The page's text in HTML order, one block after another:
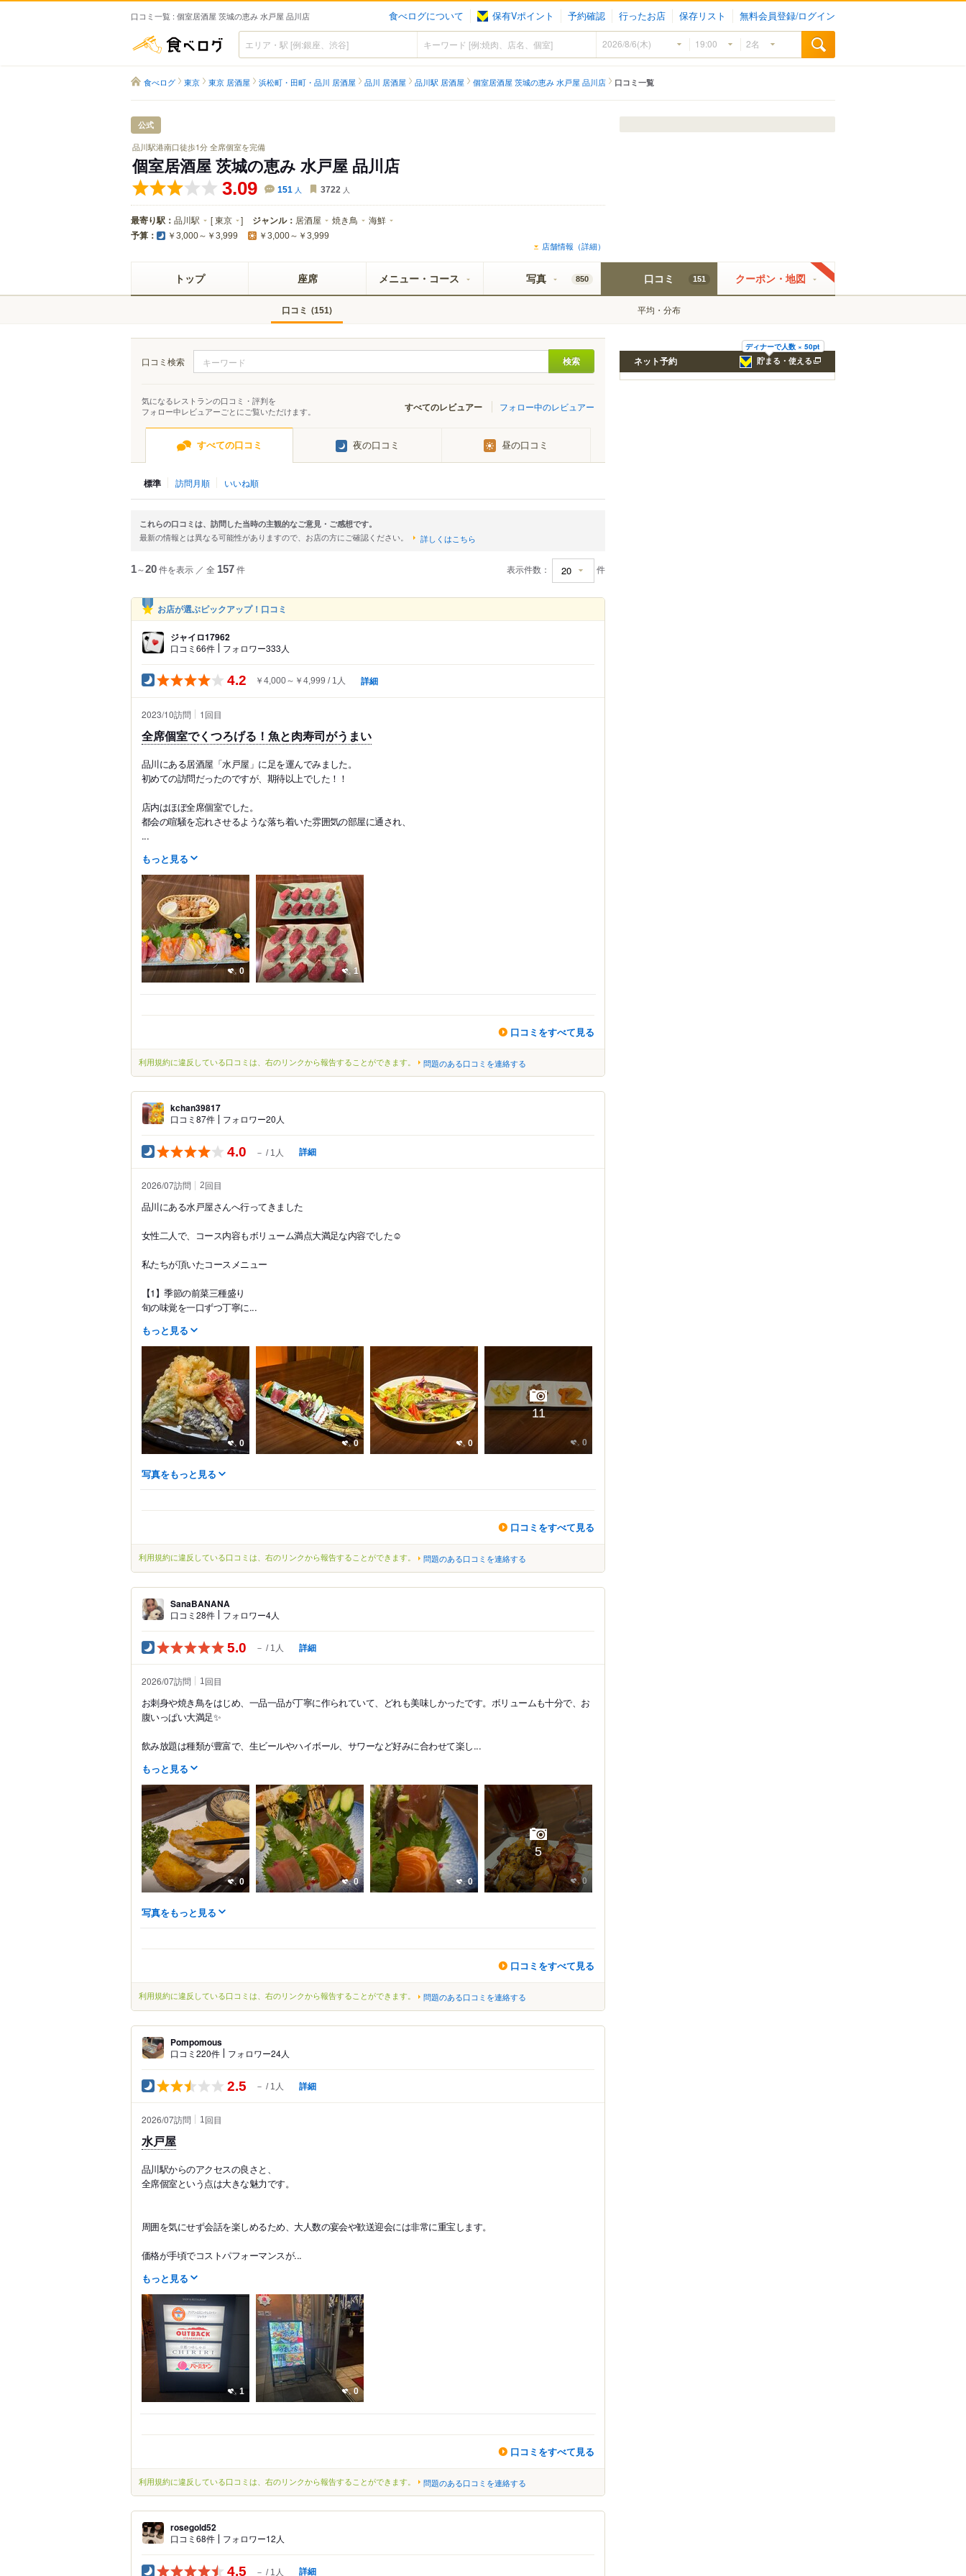
口コミ一覧 : 個室居酒屋 茨城の恵み 水戸屋 品川店 食べログについて 保有Vポイント 予約確認 行ったお店 保存リスト 無料会員登録/ログイン
食べログ
食べログ 東京 東京 居酒屋 浜松町・田町・品川 居酒屋 品川 居酒屋 品川駅 居酒屋 個室居酒屋 茨城の恵み 水戸屋 品川店 口コミ一覧
公式
品川駅港南口徒歩1分 全席個室を完備
個室居酒屋 茨城の恵み 水戸屋 品川店
3.09 151 人 3722 人
最寄り駅： 品川駅 [東京 ] ジャンル： 居酒屋 焼き鳥 海鮮
予算： ￥3,000～￥3,999 ￥3,000～￥3,999
店舗情報（詳細）
トップ 座席 メニュー・コース 写真 850 口コミ 151
口コミ (151) 平均・分布
クーポン・地図
口コミ検索
気になるレストランの口コミ・評判を
フォロー中レビュアーごとにご覧いただけます。
すべてのレビュアー フォロー中のレビュアー
すべての口コミ 夜の口コミ 昼の口コミ
標準 訪問月順 いいね順
これらの口コミは、訪問した当時の主観的なご意見・ご感想です。
最新の情報とは異なる可能性がありますので、お店の方にご確認ください。 詳しくはこちら
1～20件を表示 ／ 全 157件 表示件数： 件
お店が選ぶピックアップ！口コミ
ジャイロ17962
口コミ66件 フォロワー333人
4.2 ￥4,000～￥4,999 1人 詳細
2023/10訪問 1回目
全席個室でくつろげる！魚と肉寿司がうまい
品川にある居酒屋「水戸屋」に足を運んでみました。
初めての訪問だったのですが、期待以上でした！！
店内はほぼ全席個室でした。
都会の喧騒を忘れさせるような落ち着いた雰囲気の部屋に通され、
...
もっと見る
0 1
口コミをすべて見る
利用規約に違反している口コミは、右のリンクから報告することができます。 問題のある口コミを連絡する
kchan39817
口コミ87件 フォロワー20人
4.0 － 1人 詳細
2026/07訪問 2回目
品川にある水戸屋さんへ行ってきました
女性二人で、コース内容もボリューム満点大満足な内容でした☺️
私たちが頂いたコースメニュー
【1】季節の前菜三種盛り
旬の味覚を一口ずつ丁寧に...
もっと見る
0 0 0 0
11
写真をもっと見る
口コミをすべて見る
利用規約に違反している口コミは、右のリンクから報告することができます。 問題のある口コミを連絡する
SanaBANANA
口コミ28件 フォロワー4人
5.0 － 1人 詳細
2026/07訪問 1回目
お刺身や焼き鳥をはじめ、一品一品が丁寧に作られていて、どれも美味しかったです。ボリュームも十分で、お
腹いっぱい大満足✨
飲み放題は種類が豊富で、生ビールやハイボール、サワーなど好みに合わせて楽し...
もっと見る
0 0 0 0
5
写真をもっと見る
口コミをすべて見る
利用規約に違反している口コミは、右のリンクから報告することができます。 問題のある口コミを連絡する
Pompomous
口コミ220件 フォロワー24人
2.5 － 1人 詳細
2026/07訪問 1 回目
水戸屋
品川駅からのアクセスの良さと、
全席個室という点は大きな魅力です。
周囲を気にせず会話を楽しめるため、大人数の宴会や歓送迎会には非常に重宝します。
価格が手頃でコストパフォーマンスが...
もっと見る
1 0
口コミをすべて見る
利用規約に違反している口コミは、右のリンクから報告することができます。 問題のある口コミを連絡する
rosegold52
口コミ68件 フォロワー12人
4.5 － 1人 詳細
ディナーで人数 × 50pt
貯まる・使える
ネット予約